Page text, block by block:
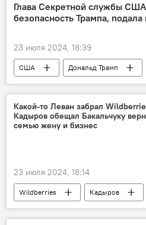
Глава Секретной службы
безопасность Трампа,
23 июля 2024, 18:39
США Дональд Трамп
Какой-то Леван забрал
Кадыров обещал Бакальчуку
семью жену и бизнес
23 июля 2024, 18:14
Wildberries Кадыров
бизнес
семья